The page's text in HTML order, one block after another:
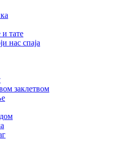
тате
нас спаја
заклетвом